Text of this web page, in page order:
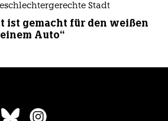
Stadt
ist gemacht für den weißen
Auto“